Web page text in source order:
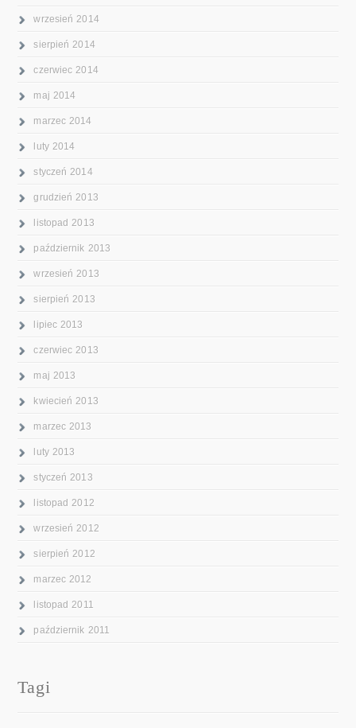
wrzesień 2014
sierpień 2014
czerwiec 2014
maj 2014
marzec 2014
luty 2014
styczeń 2014
grudzień 2013
listopad 2013
październik 2013
wrzesień 2013
sierpień 2013
lipiec 2013
czerwiec 2013
maj 2013
kwiecień 2013
marzec 2013
luty 2013
styczeń 2013
listopad 2012
wrzesień 2012
sierpień 2012
marzec 2012
listopad 2011
październik 2011
Tagi